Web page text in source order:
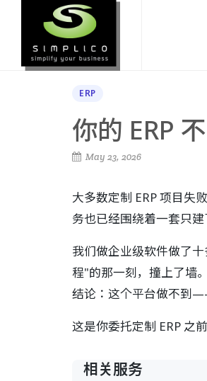
ERP
你的 ERP
May 23, 2026
大多数定制 ERP 项目
务也已经围绕着一套只建
我们做企业级软件做了
程"的那一刻，撞上了墙
结论：这个平台做不到
这是你委托定制 ERP 之
相关服务